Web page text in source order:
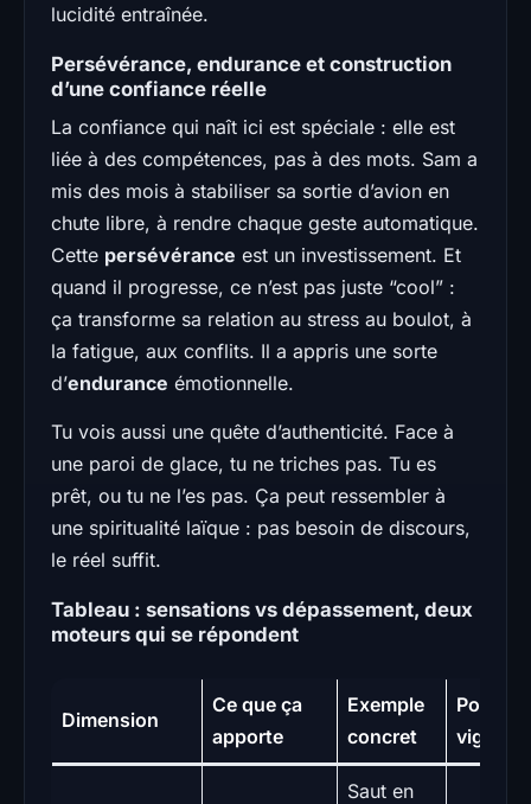
lucidité entraînée.
Persévérance, endurance et construction
d’une confiance réelle
La confiance qui naît ici est spéciale : elle est
liée à des compétences, pas à des mots. Sam a
mis des mois à stabiliser sa sortie d’avion en
chute libre, à rendre chaque geste automatique.
Cette persévérance est un investissement. Et
quand il progresse, ce n’est pas juste “cool” :
ça transforme sa relation au stress au boulot, à
la fatigue, aux conflits. Il a appris une sorte
d’endurance émotionnelle.
Tu vois aussi une quête d’authenticité. Face à
une paroi de glace, tu ne triches pas. Tu es
prêt, ou tu ne l’es pas. Ça peut ressembler à
une spiritualité laïque : pas besoin de discours,
le réel suffit.
Tableau : sensations vs dépassement, deux
moteurs qui se répondent
Dimension
Ce que ça
apporte
Exemple
concret
Point de
Saut en